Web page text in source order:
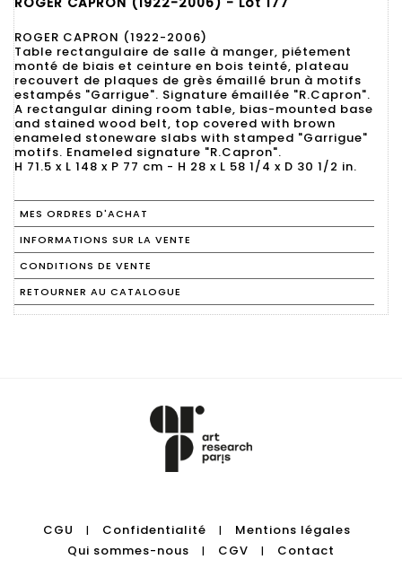
ROGER CAPRON (1922-2006)
Table rectangulaire de salle à manger, piétement
monté de biais et ceinture en bois teinté, plateau
recouvert de plaques de grès émaillé brun à motifs
estampés "Garrigue". Signature émaillée "R.Capron".
A rectangular dining room table, bias-mounted base
and stained wood belt, top covered with brown
enameled stoneware slabs with stamped "Garrigue"
motifs. Enameled signature "R.Capron".
H 71.5 x L 148 x P 77 cm - H 28 x L 58 1/4 x D 30 1/2 in.
MES ORDRES D'ACHAT
INFORMATIONS SUR LA VENTE
CONDITIONS DE VENTE
RETOURNER AU CATALOGUE
CGU | Confidentialité |
Mentions légales
Qui sommes-nous
| CGV | Contact